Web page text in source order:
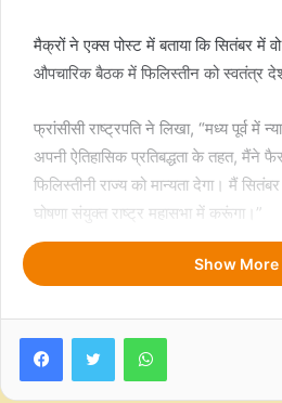
मैक्रों ने एक्स पोस्ट में बताया कि सितंबर में
औपचारिक बैठक में फिलिस्तीन को स्वतंत्र
फ्रांसीसी राष्ट्रपति ने लिखा, “मध्य पूर्व में
अपनी ऐतिहासिक प्रतिबद्धता के तहत, मैंने
फिलिस्तीनी राज्य को मान्यता देगा। मैं
घोषणा संयुक्त राष्ट्र महासभा में करूंगा।”
इस घोषणा से इजरायल में तीखी प्रतिक्रिया
कहा कि यह इजरायल के लिए खतरा है।
फैसला आतंकवाद को इनाम देने जैसा है और
समर्थित प्रॉक्सी को जन्म देगा। ऐसी स्थिति में
Show More
FacebookTwitter WhatsApp